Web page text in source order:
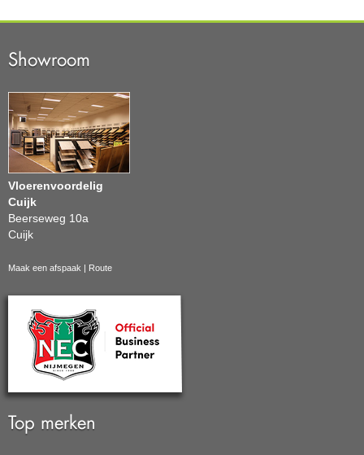
Showroom
Vloerenvoordelig
Cuijk
Beerseweg 10a
Cuijk
Maak een afspaak Route
Top merken